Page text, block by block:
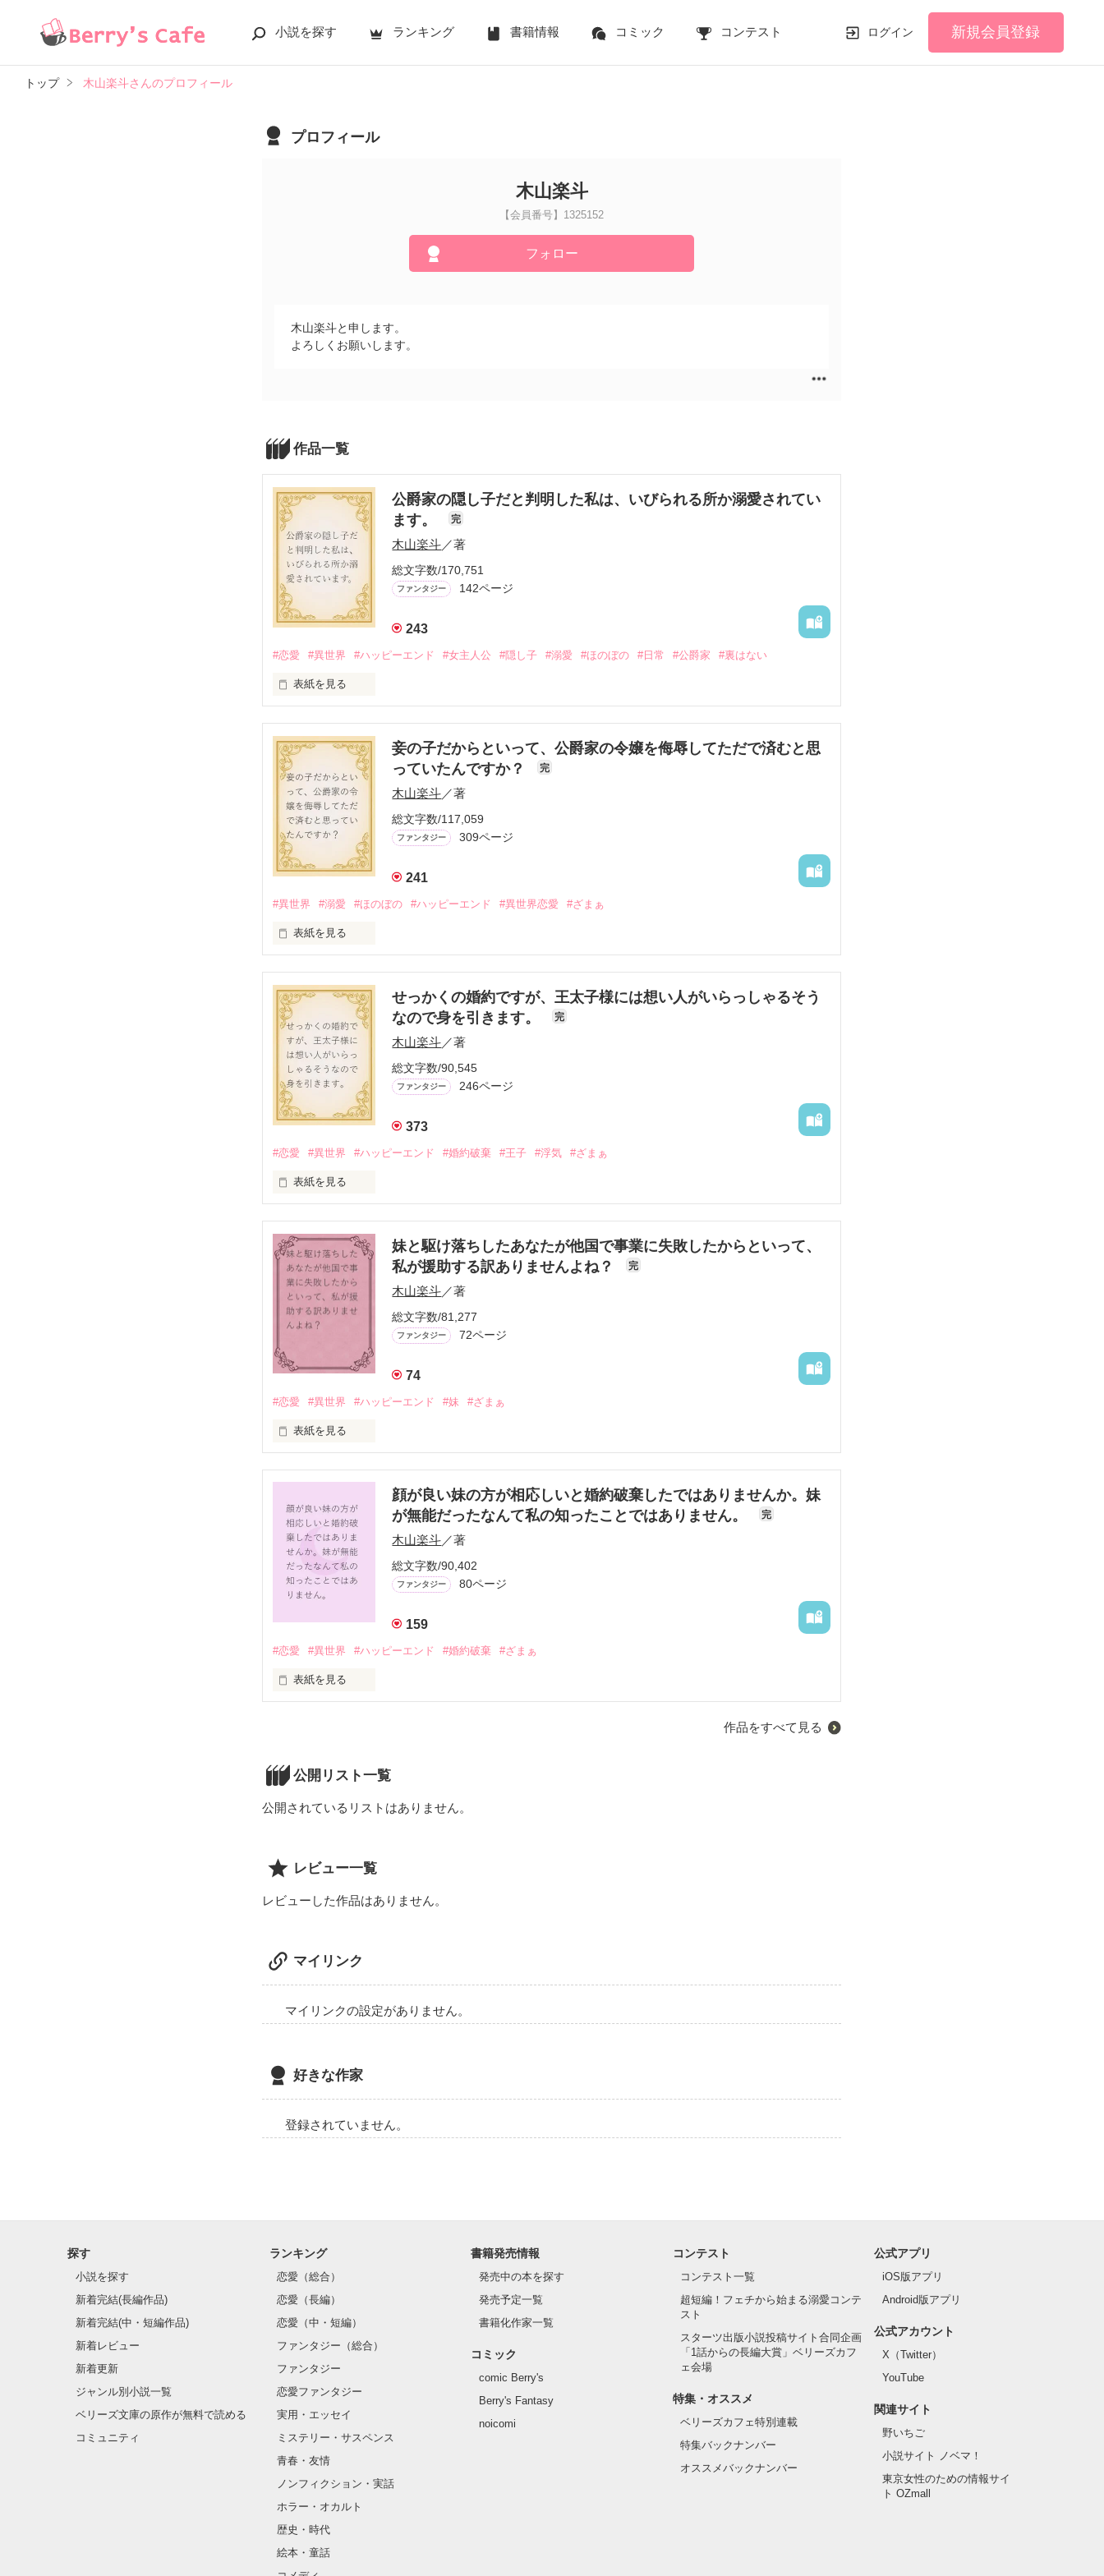
小説を探す ランキング 書籍情報 コミック コンテスト ログイン 新規会員登録
トップ 木山楽斗さんのプロフィール
プロフィール
木山楽斗
【会員番号】1325152
フォロー
木山楽斗と申します。
よろしくお願いします。
作品一覧
公爵家の隠し子だと判明した私は、いびられる所か溺愛されてい
ます。
完
木山楽斗／著
総文字数/170,751
ファンタジー 142ページ
243
#恋愛 #異世界 #ハッピーエンド #女主人公 #隠し子 #溺愛 #ほのぼの #日常 #公爵家 #裏はない
表紙を見る
普通に考えて、妾の子は疎まれる存在であるはずだ。それなのに、公爵家の人々は、ルネリアを受け入
れて愛してくれている。
それに、彼女は疑問符を浮かべるしかなかった。一体、どうして彼らは自分を溺愛しているのか。もし
かして、何か裏があるのではないだろうか。
そう思ったルネリアは、ラーデイン公爵家の人々のことを調べることにした。そこで、彼女は衝撃の真
実を知ることになる。
※この作品は「小説家になろう」「カクヨム」「アルファポリス」にも掲載しています。
妾の子だからといって、公爵家の令嬢を侮辱してただで済むと思
っていたんですか？
完
木山楽斗／著
総文字数/117,059
ファンタジー 309ページ
241
#異世界 #溺愛 #ほのぼの #ハッピーエンド #異世界恋愛 #ざまぁ
表紙を見る
公爵家の一員を侮辱するなど、本来であれば許されることではない。
しかし彼女達は、妾の子のことでムキになることはないと高を括っていた。
だが公爵家は彼女達に対して厳正なる抗議をしてきた。
二人が公爵家を侮辱したとして、糾弾したのである。
彼女達は何もわかっていなかったのだ。例え妾の子であろうとも、公爵家の一員であるクラリアを侮辱
してただで済む訳がないということを。
※この作品は「アルファポリス」にも掲載しています。
せっかくの婚約ですが、王太子様には想い人がいらっしゃるそう
なので身を引きます。
完
木山楽斗／著
総文字数/90,545
ファンタジー 246ページ
373
#恋愛 #異世界 #ハッピーエンド #婚約破棄 #王子 #浮気 #ざまぁ
表紙を見る
リルティアが第一王子を問い詰めると、彼は煮え切らない言葉を返してきた。
彼は浮気している令嬢を断ち切ることも、妾として割り切ることもできないというのだ。
それ所か第一王子は、リルティアに対して怒りを向けてきた。そんな彼にリルティアは、呆れることし
かできなかった。
それからどうするべきか考えていたリルティアは、第二王子であるイルドラと顔を合わせることになっ
た。
ひょんなことから悩みを見抜かれたリルティアは、彼に事情を話すことになる。すると新たな事実を知
ることになったのである。
彼はリルティアが思っていた以上に、浮気性な人間だったのである。
※この作品は「アルファポリス」にも掲載しています。
妹と駆け落ちしたあなたが他国で事業に失敗したからといって、
私が援助する訳ありませんよね？
完
木山楽斗／著
総文字数/81,277
ファンタジー 72ページ
74
#恋愛 #異世界 #ハッピーエンド #妹 #ざまぁ
表紙を見る
爵夫人としての生活は心地良いものだった。
しかしある時、フェレティナは夫が自分の妹と浮気している事実を知った。
そこで彼女は二人を追及しようとしたが、二人はそのまま駆け落ちして外国に逃げてしまったのであ
る。
本来ならばそこでフェレティナと侯爵家との関わりは終わるはずだったが、彼女は残された息子のため
に侯爵家に残ることにした。
曲がりなりにも親子として過ごしてきた彼のことを、放っておけなかったのである。
それから数年の時が過ぎて、フェレティナの元で息子はしっかりとした侯爵に育った。
る。
顔が良い妹の方が相応しいと婚約破棄したではありませんか。妹
が無能だったなんて私の知ったことではありません。
完
木山楽斗／著
総文字数/90,402
ファンタジー 80ページ
159
#恋愛 #異世界 #ハッピーエンド #婚約破棄 #ざまぁ
表紙を見る
しかしある時、彼は母親とともにリフェリナと婚約破棄すると言い出した。二人は、目つきが悪いリフ
紆余曲折あったものの、リフェリナの妹は要求通りに嫁ぐことになった。
リフェリナの母親が、そう仕向けたのだ。
それによって、彼らは手痛いしっぺ返しを食らうことになるのだった。
作品をすべて見る
公開リスト一覧
公開されているリストはありません。
レビュー一覧
レビューした作品はありません。
マイリンク
マイリンクの設定がありません。
好きな作家
登録されていません。
探す
小説を探す
新着完結(長編作品)
新着完結(中・短編作品)
新着レビュー
新着更新
ジャンル別小説一覧
ベリーズ文庫の原作が無料で読める
コミュニティ
ランキング
恋愛（総合）
恋愛（長編）
恋愛（中・短編）
ファンタジー（総合）
ファンタジー
恋愛ファンタジー
実用・エッセイ
ミステリー・サスペンス
青春・友情
ノンフィクション・実話
ホラー・オカルト
歴史・時代
絵本・童話
書籍発売情報
発売中の本を探す
発売予定一覧
書籍化作家一覧
コミック
comic Berry's
Berry's Fantasy
noicomi
コンテスト
コンテスト一覧
超短編！フェチから始まる溺愛コンテ
スト
スターツ出版小説投稿サイト合同企画
「1話からの長編大賞」ベリーズカフ
ェ会場
特集・オススメ
ベリーズカフェ特別連載
特集バックナンバー
オススメバックナンバー
公式アプリ
iOS版アプリ
Android版アプリ
公式アカウント
X（Twitter）
YouTube
関連サイト
野いちご
小説サイト ノベマ！
東京女性のための情報サイ
ト OZmall